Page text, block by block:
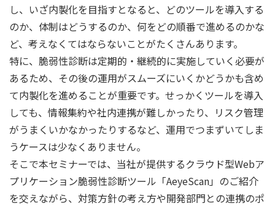
し、いざ内製化を目指すとなると、どのツールを導入する
のか、体制はどうするのか、何をどの順番で進めるのかな
ど、考えなくてはならないことがたくさんあります。
特に、脆弱性診断は定期的・継続的に実施していく必要が
あるため、その後の運用がスムーズにいくかどうかも含め
て内製化を進めることが重要です。せっかくツールを導入
しても、情報集約や社内連携が難しかったり、リスク管理
がうまくいかなかったりするなど、運用でつまずいてしま
うケースは少なくありません。
そこで本セミナーでは、当社が提供するクラウド型Webア
プリケーション脆弱性診断ツール「AeyeScan」のご紹介
を交えながら、対策方針の考え方や開発部門との連携のポ